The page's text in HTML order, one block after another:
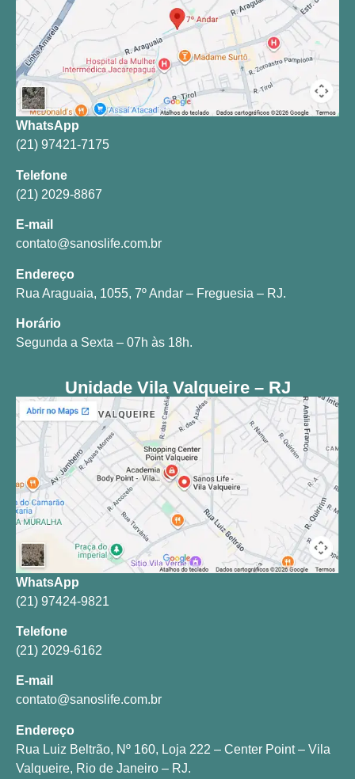
WhatsApp
(21) 97421-7175
Telefone
(21) 2029-8867
E-mail
contato@sanoslife.com.br
Endereço
Rua Araguaia, 1055, 7º Andar – Freguesia – RJ.
Horário
Segunda a Sexta – 07h às 18h.
Unidade Vila Valqueire – RJ
WhatsApp
(21) 97424-9821
Telefone
(21) 2029-6162
E-mail
contato@sanoslife.com.br
Endereço
Rua Luiz Beltrão, Nº 160, Loja 222 – Center Point – Vila
Valqueire, Rio de Janeiro – RJ.